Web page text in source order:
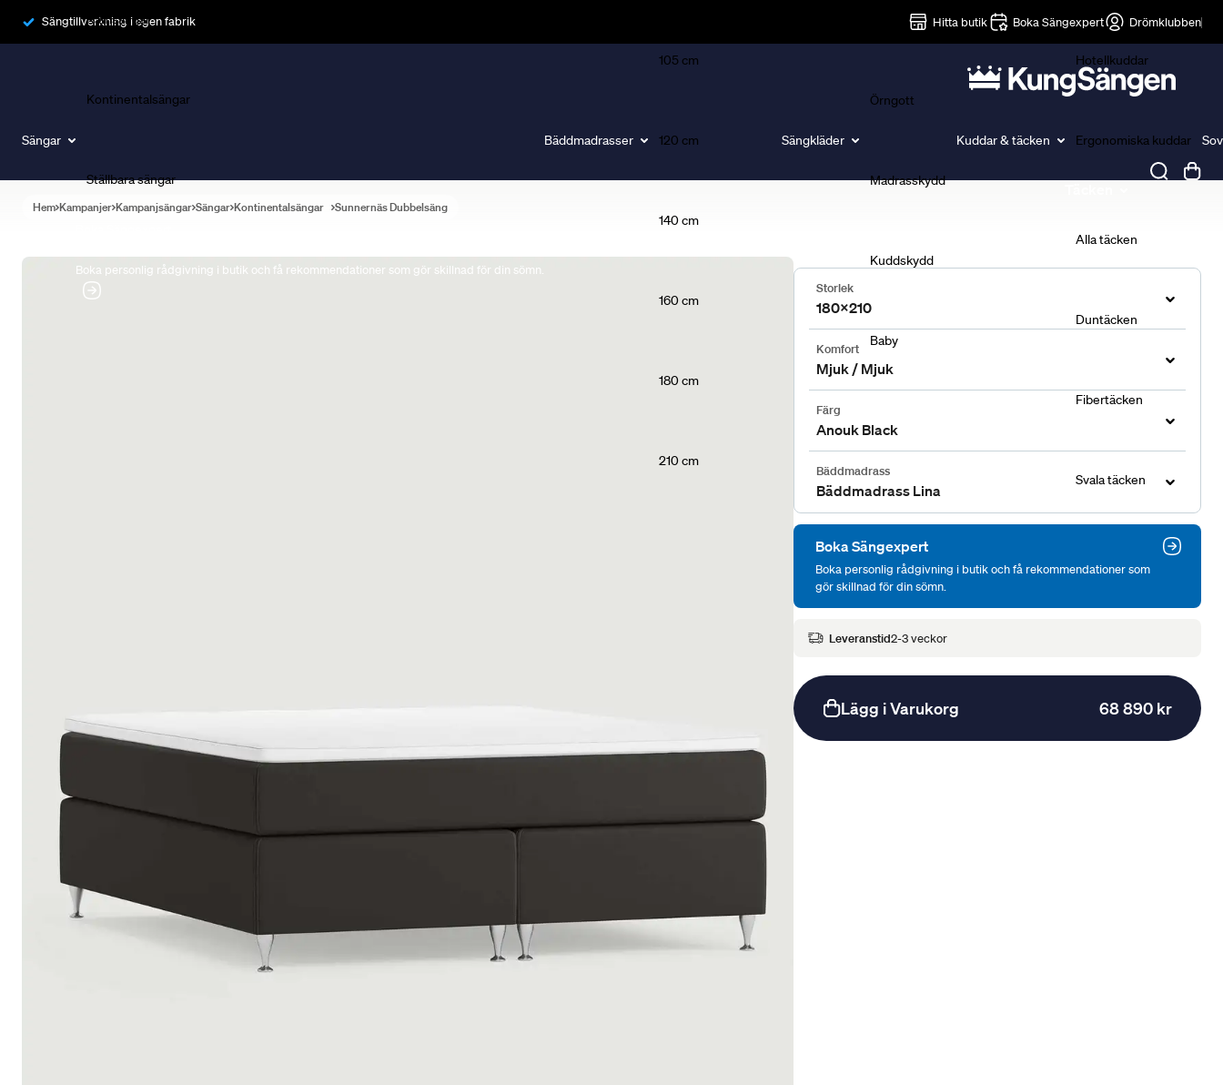
Sängtillverkning i egen fabrik Hitta butik Boka Sängexpert Drömklubben
Sängar
Ramsängar
Kontinentalsängar
Ställbara sängar
Boka personlig rådgivning i butik och få rekommendationer som gör skillnad för din sömn.
Bäddmadrasser
105 cm
120 cm
140 cm
160 cm
180 cm
210 cm
Sängkläder
Örngott
Madrasskydd
Kuddskydd
Baby
Kuddar & täcken
Hotellkuddar
Ergonomiska kuddar
Alla täcken
Duntäcken
Fibertäcken
Svala täcken
Hem Kampanjer Kampanjsängar Sängar Kontinentalsängar Sunnernäs Dubbelsäng
Storlek
180x210
Komfort
Mjuk / Mjuk
Färg
Anouk Black
Bäddmadrass
Bäddmadrass Lina
Boka Sängexpert
Boka personlig rådgivning i butik och få rekommendationer som
gör skillnad för din sömn.
Leveranstid2-3 veckor
Lägg i Varukorg 68 890 kr